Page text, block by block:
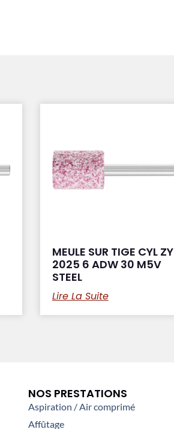
MEULE SUR TIGE CYL ZY
2025 6 ADW 30 M5V
STEEL
Lire La Suite
NOS PRESTATIONS
Aspiration / Air comprimé
Affûtage